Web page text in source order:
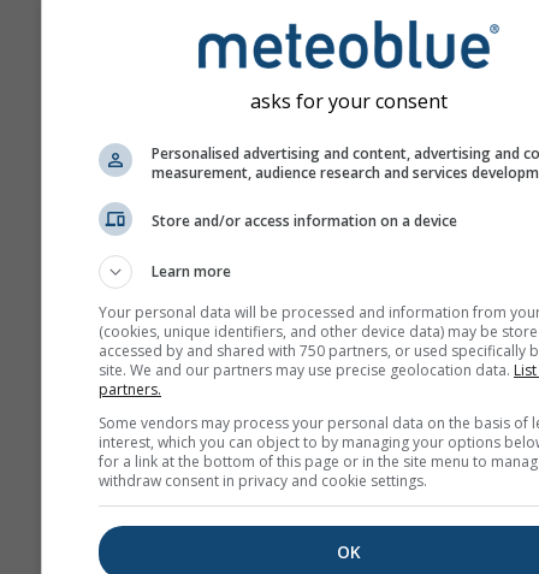
asks for your consent
Personalised advertising and content, advertising and
measurement, audience research and services
Store and/or access information on a device
Learn more
Your personal data will be processed and information from
(cookies, unique identifiers, and other device data) may be
accessed by and shared with 750 partners, or used specifically
site. We and our partners may use precise geolocation data.
partners.
Some vendors may process your personal data on the basis of
interest, which you can object to by managing your options
for a link at the bottom of this page or in the site menu to
withdraw consent in privacy and cookie settings.
OK